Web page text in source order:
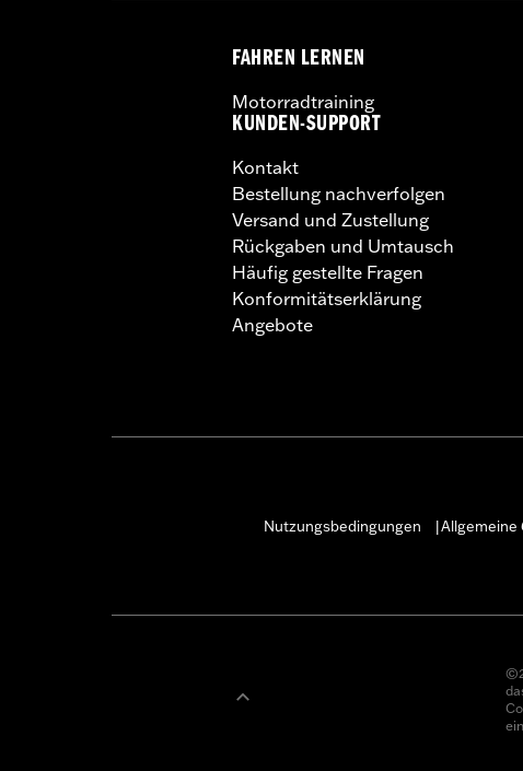
FAHREN LERNEN
Motorradtraining
KUNDEN-SUPPORT
Kontakt
Bestellung nachverfolgen
Versand und Zustellung
Rückgaben und Umtausch
Häufig gestellte Fragen
Konformitätserklärung
Angebote
Nutzungsbedingungen
Allgemeine